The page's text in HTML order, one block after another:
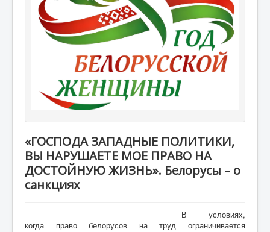
«ГОСПОДА ЗАПАДНЫЕ ПОЛИТИКИ,
ВЫ НАРУШАЕТЕ МОЕ ПРАВО НА
ДОСТОЙНУЮ ЖИЗНЬ». Белорусы – о
санкциях
В условиях,
когда право белорусов на труд ограничивается